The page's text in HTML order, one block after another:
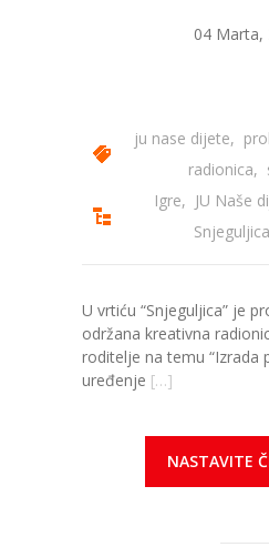
04 Marta,
ju nase dijete,
radionica,
Igre, JU Naše
Snjeguljica
U vrtiću “Snjeguljica” je
održana kreativna
roditelje na temu “Izrada
uređenje […]
NASTAVITE